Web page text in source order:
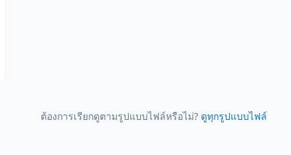
ต้องการเรียกดูตามรูปแบบไฟล์หรือไม่? ดูทุกรูปแบบไฟล์